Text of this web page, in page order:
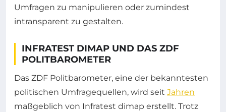
Umfragen zu manipulieren oder zumindest
intransparent zu gestalten.
INFRATEST DIMAP UND DAS ZDF
POLITBAROMETER
Das ZDF Politbarometer, eine der bekanntesten
politischen Umfragequellen, wird seit Jahren
maßgeblich von Infratest dimap erstellt. Trotz